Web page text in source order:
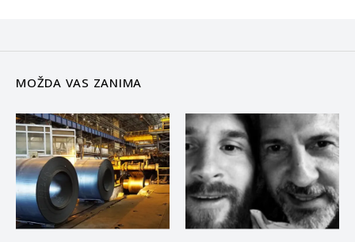
MOŽDA VAS ZANIMA